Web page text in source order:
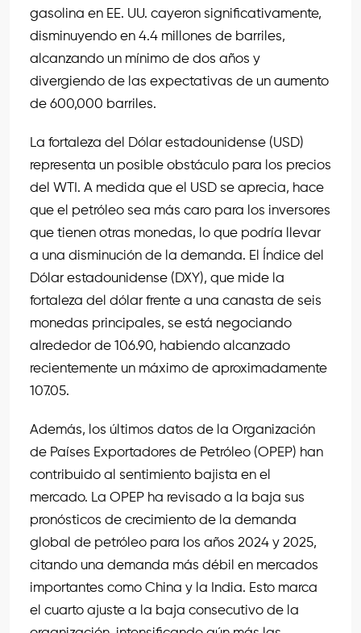
gasolina en EE. UU. cayeron significativamente,
disminuyendo en 4.4 millones de barriles,
alcanzando un mínimo de dos años y
divergiendo de las expectativas de un aumento
de 600,000 barriles.
La fortaleza del Dólar estadounidense (USD)
representa un posible obstáculo para los precios
del WTI. A medida que el USD se aprecia, hace
que el petróleo sea más caro para los inversores
que tienen otras monedas, lo que podría llevar
a una disminución de la demanda. El Índice del
Dólar estadounidense (DXY), que mide la
fortaleza del dólar frente a una canasta de seis
monedas principales, se está negociando
alrededor de 106.90, habiendo alcanzado
recientemente un máximo de aproximadamente
107.05.
Además, los últimos datos de la Organización
de Países Exportadores de Petróleo (OPEP) han
contribuido al sentimiento bajista en el
mercado. La OPEP ha revisado a la baja sus
pronósticos de crecimiento de la demanda
global de petróleo para los años 2024 y 2025,
citando una demanda más débil en mercados
importantes como China y la India. Esto marca
el cuarto ajuste a la baja consecutivo de la